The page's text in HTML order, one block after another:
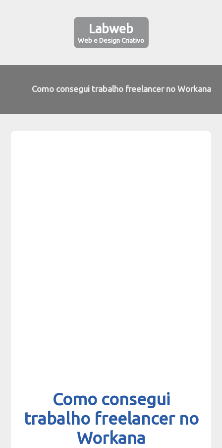
Labweb
Web e Design Criativo
Como consegui trabalho freelancer no Workana
Como consegui
trabalho freelancer no
Workana